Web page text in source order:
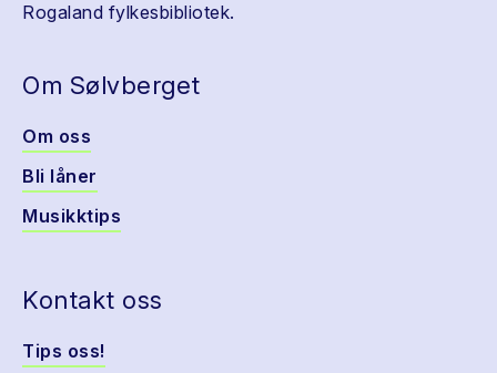
Rogaland fylkesbibliotek.
Om Sølvberget
Om oss
Bli låner
Musikktips
Kontakt oss
Tips oss!